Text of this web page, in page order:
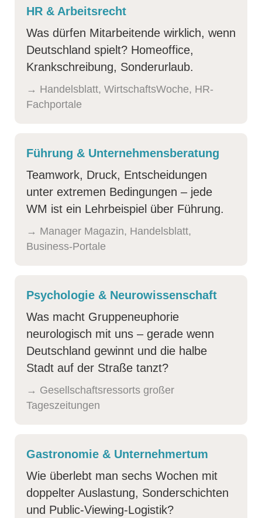
HR & Arbeitsrecht
Was dürfen Mitarbeitende wirklich, wenn
Deutschland spielt? Homeoffice,
Krankschreibung, Sonderurlaub.
→ Handelsblatt, Wirtschafts­Woche, HR-
Fachportale
Führung & Unter­nehmens­beratung
Teamwork, Druck, Entscheidungen
unter extremen Bedingungen – jede
WM ist ein Lehrbeispiel über Führung.
→ Manager Magazin, Handelsblatt,
Business-Portale
Psychologie & Neuro­wissenschaft
Was macht Gruppen­euphorie
neurologisch mit uns – gerade wenn
Deutschland gewinnt und die halbe
Stadt auf der Straße tanzt?
→ Gesellschafts­ressorts großer
Tageszeitungen
Gastronomie & Unter­nehmertum
Wie überlebt man sechs Wochen mit
doppelter Auslastung, Sonder­schichten
und Public-Viewing-Logistik?